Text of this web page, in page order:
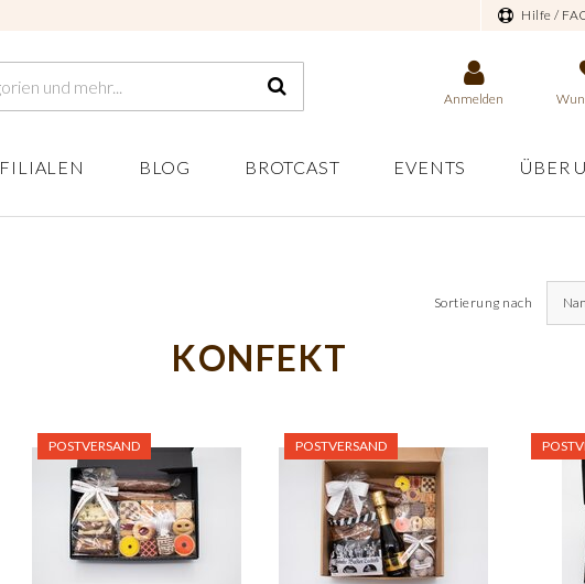
Hilfe /
Anmelden
FILIALEN BLOG BROTCAST EVENTS ÜBER
Sortierung nach
KONFEKT
POSTVERSAND POSTVERSAND